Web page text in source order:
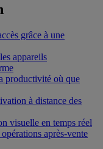
grâce à une
appareils
productivité où que
à distance des
visuelle en temps réel
après-vente